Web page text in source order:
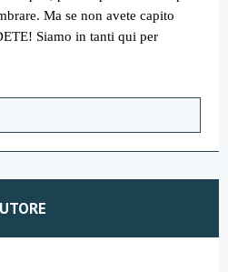
Ma se non avete capito
Siamo in tanti qui per